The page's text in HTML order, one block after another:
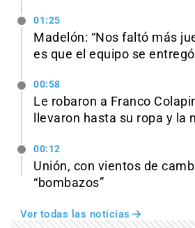
01:25
Madelón: “Nos faltó más
es que el equipo se
00:58
Le robaron a Franco
llevaron hasta su ropa y la
00:12
Unión, con vientos de
“bombazos”
Ver todas las noticias